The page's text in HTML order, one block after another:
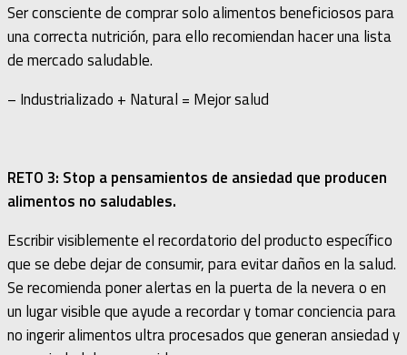
Ser consciente de comprar solo alimentos beneficiosos para
una correcta nutrición, para ello recomiendan hacer una lista
de mercado saludable.
– Industrializado + Natural = Mejor salud
RETO 3: Stop a pensamientos de ansiedad que producen
alimentos no saludables.
Escribir visiblemente el recordatorio del producto específico
que se debe dejar de consumir, para evitar daños en la salud.
Se recomienda poner alertas en la puerta de la nevera o en
un lugar visible que ayude a recordar y tomar conciencia para
no ingerir alimentos ultra procesados que generan ansiedad y